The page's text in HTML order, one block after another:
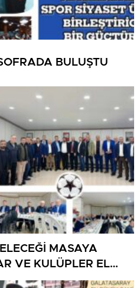
BULUŞTU
MASAYA
VE KULÜPLER EL